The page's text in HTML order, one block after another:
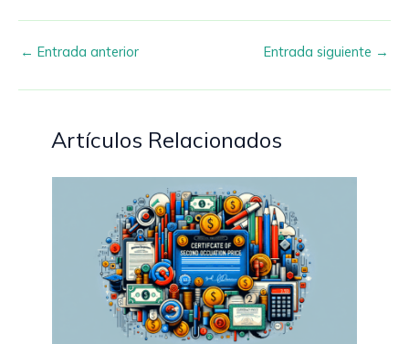
← Entrada anterior Entrada siguiente →
Artículos Relacionados